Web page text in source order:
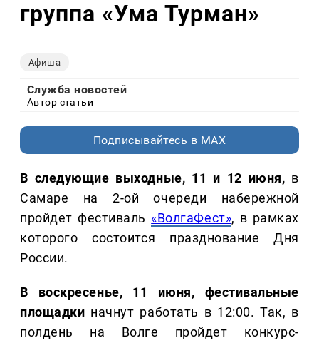
группа «Ума Турман»
Афиша
Служба новостей
Автор статьи
Подписывайтесь в MAX
В следующие выходные, 11 и 12 июня, в
Самаре на 2-ой очереди набережной
пройдет фестиваль «ВолгаФест», в рамках
которого состоится празднование Дня
России.
В воскресенье, 11 июня, фестивальные
площадки начнут работать в 12:00. Так, в
полдень на Волге пройдет конкурс-